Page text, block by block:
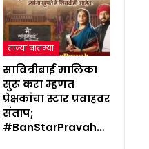
ताज्या बातम्या
सावित्रीबाई मालिका
सुरू करा म्हणत
प्रेक्षकांचा स्टार प्रवाहवर
संताप;
#BanStarPravah…